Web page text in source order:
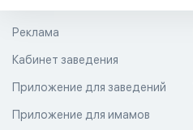
Реклама
Кабинет заведения
Приложение для заведений
Приложение для имамов